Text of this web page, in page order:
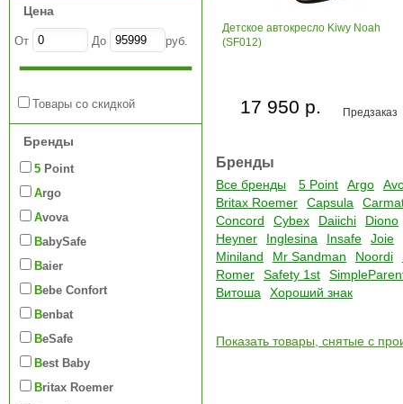
Цена
От До руб.
Товары со скидкой
Бренды
5 Point
Argo
Avova
BabySafe
Baier
Bebe Confort
Benbat
BeSafe
Best Baby
Britax Roemer
Детское автокресло Kiwy Noah
(SF012)
Предзаказ
17 950 р.
Бренды
Все бренды 5 Point Argo
Britax Roemer
Capsula
Concord
Cybex Daiichi
Diono
Heyner
Inglesina Insafe
Joie
Miniland
Mr Sandman Noordi
Romer
Safety 1st
Витоша
Хороший знак
Показать товары, снятые с